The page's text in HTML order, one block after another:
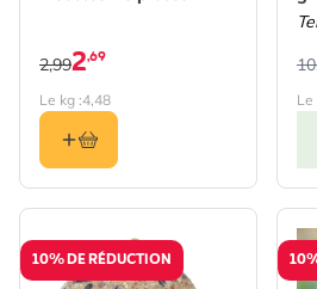
2,69
2,99
Le kg :4,48 Le
10% DE RÉDUCTION